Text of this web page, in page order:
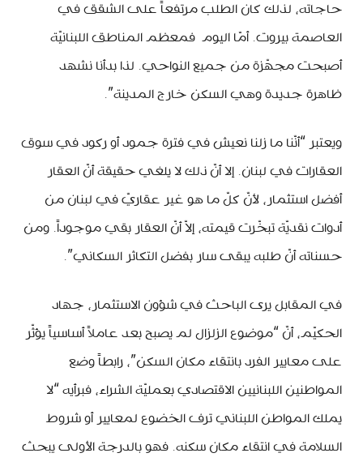
حاجاته، لذلك كان الطلب مرتفعاً على الشقق في
العاصمة بيروت. أمّا اليوم فمعظم المناطق اللبنانيّة
أصبحت مجهّزة من جميع النواحي. لذا بدأنا نشهد
ظاهرة جديدة وهي السكن خارج المدينة”.
ويعتبر “أنّنا ما زلنا نعيش في فترة جمود أو ركود في سوق
العقارات في لبنان. إلا أنّ ذلك لا يلغي حقيقة أنّ العقار
أفضل استثمار، لأنّ كلّ ما هو غير عقاريّ في لبنان من
أدوات نقديّة تبخّرت قيمته، إلاّ أنّ العقار بقي موجوداً. ومن
حسناته أنّ طلبه يبقى سار بفضل التكاثر السكاني”.
في المقابل يرى الباحث في شؤون الاستثمار، جهاد
الحكيّم، أنّ “موضوع الزلزال لم يصبح بعد عاملاً أساسياً يؤثّر
على معايير الفرد بانتقاء مكان السكن”، رابطاً وضع
المواطنين اللبنانيين الاقتصادي بعمليّة الشراء، فبرأيه “لا
يملك المواطن اللبناني ترف الخضوع لمعايير أو شروط
السلامة في انتقاء مكان سكنه. فهو بالدرجة الأولى يبحث